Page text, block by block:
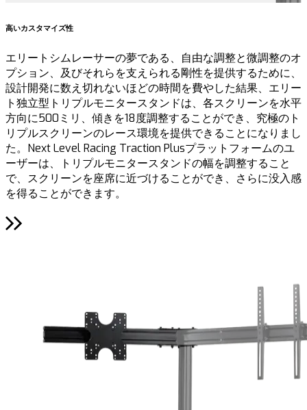
高いカスタマイズ性
エリートシムレーサーの夢である、自由な調整と微調整のオ
プション、及びそれらを支えられる剛性を提供するために、
設計開発に数え切れないほどの時間を費やした結果、エリー
ト独立型トリプルモニタースタンドは、各スクリーンを水平
方向に500ミリ、傾きを18度調整することができ、究極のト
リプルスクリーンのレース環境を提供できることになりまし
た。Next Level Racing Traction Plusプラットフォームのユ
ーザーは、トリプルモニタースタンドの幅を調整すること
で、スクリーンを座席に近づけることができ、さらに没入感
を得ることができます。